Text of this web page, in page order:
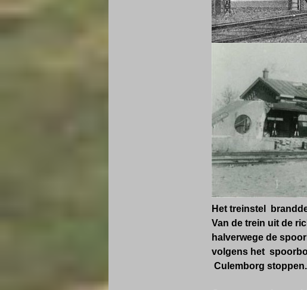
Het treinstel
Van de trein uit de
halverwege de
volgens het
Culemborg stoppen.